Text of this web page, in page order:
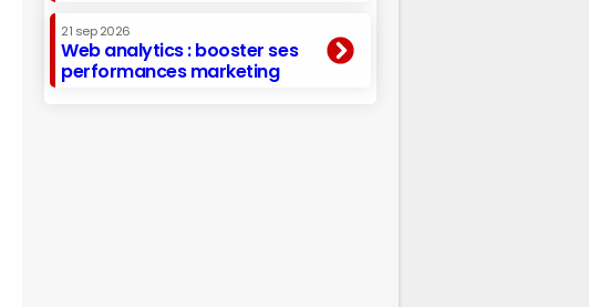
21 sep 2026
Web analytics : booster ses
performances marketing